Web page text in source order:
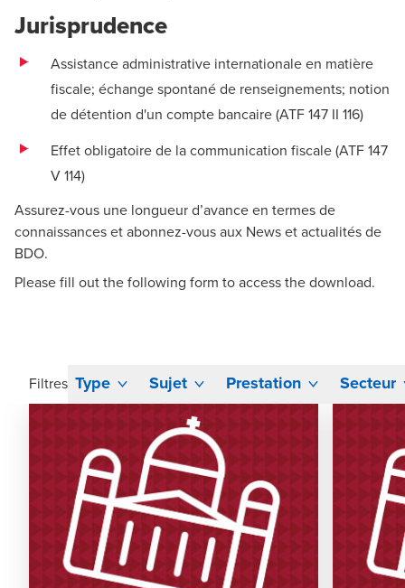
Jurisprudence
Assistance administrative internationale en matière
fiscale; échange spontané de renseignements; notion
de détention d'un compte bancaire (ATF 147 II 116)
Effet obligatoire de la communication fiscale (ATF 147
V 114)
Assurez-vous une longueur d’avance en termes de
connaissances et abonnez-vous aux News et actualités de
BDO.
Please fill out the following form to access the download.
Filtres Type Sujet Prestation Secteur